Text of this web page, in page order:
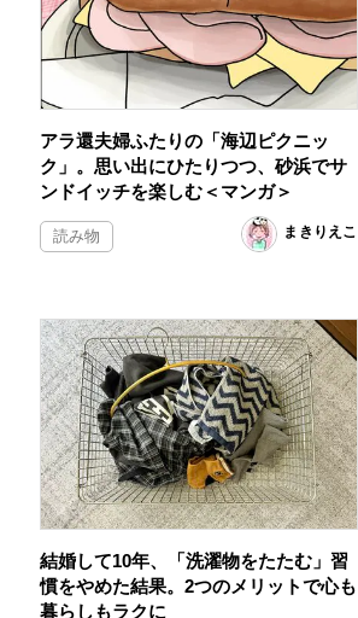
アラ還夫婦ふたりの「海辺ピクニッ
ク」。思い出にひたりつつ、砂浜でサ
ンドイッチを楽しむ＜マンガ＞
読み物 まきりえこ
結婚して10年、「洗濯物をたたむ」習
慣をやめた結果。2つのメリットで心も
暮らしもラクに